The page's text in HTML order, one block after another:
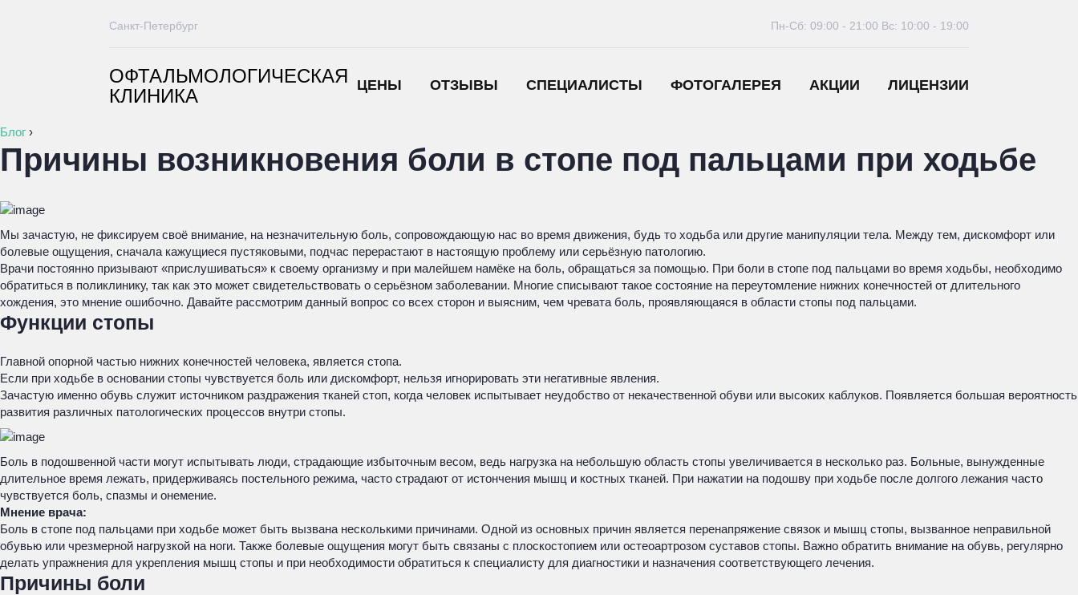
ОФТАЛЬМОЛОГИЧЕСКАЯ
КЛИНИКА
ЦЕНЫ ОТЗЫВЫ СПЕЦИАЛИСТЫ ФОТОГАЛЕРЕЯ АКЦИИ ЛИЦЕНЗИИ
Санкт-Петербург Пн-Сб: 09:00 - 21:00 Вс: 10:00 - 19:00
Блог ›
Причины возникновения боли в стопе под пальцами при ходьбе
Мы зачастую, не фиксируем своё внимание, на незначительную боль, сопровождающую нас во время движения, будь то ходьба или другие манипуляции тела. Между тем, дискомфорт или
болевые ощущения, сначала кажущиеся пустяковыми, подчас перерастают в настоящую проблему или серьёзную патологию.
Врачи постоянно призывают «прислушиваться» к своему организму и при малейшем намёке на боль, обращаться за помощью. При боли в стопе под пальцами во время ходьбы, необходимо
обратиться в поликлинику, так как это может свидетельствовать о серьёзном заболевании. Многие списывают такое состояние на переутомление нижних конечностей от длительного
хождения, это мнение ошибочно. Давайте рассмотрим данный вопрос со всех сторон и выясним, чем чревата боль, проявляющаяся в области стопы под пальцами.
Функции стопы
Главной опорной частью нижних конечностей человека, является стопа.
Если при ходьбе в основании стопы чувствуется боль или дискомфорт, нельзя игнорировать эти негативные явления.
Зачастую именно обувь служит источником раздражения тканей стоп, когда человек испытывает неудобство от некачественной обуви или высоких каблуков. Появляется большая вероятность
развития различных патологических процессов внутри стопы.
Боль в подошвенной части могут испытывать люди, страдающие избыточным весом, ведь нагрузка на небольшую область стопы увеличивается в несколько раз. Больные, вынужденные
длительное время лежать, придерживаясь постельного режима, часто страдают от истончения мышц и костных тканей. При нажатии на подошву при ходьбе после долгого лежания часто
чувствуется боль, спазмы и онемение.
Мнение врача:
Боль в стопе под пальцами при ходьбе может быть вызвана несколькими причинами. Одной из основных причин является перенапряжение связок и мышц стопы, вызванное неправильной
обувью или чрезмерной нагрузкой на ноги. Также болевые ощущения могут быть связаны с плоскостопием или остеоартрозом суставов стопы. Важно обратить внимание на обувь, регулярно
делать упражнения для укрепления мышц стопы и при необходимости обратиться к специалисту для диагностики и назначения соответствующего лечения.
Причины боли